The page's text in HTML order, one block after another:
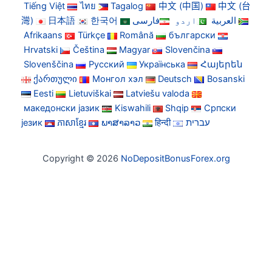
Tiếng Việt
ไทย Tagalog 中文 (中国)
中文 (台
灣)
日本語 한국어 العربية اردو
فارسی
Afrikaans
Türkçe Română
български
Hrvatski
Čeština Magyar
Slovenčina
Slovenščina
Русский Українська
Հայերեն
ქართული
Монгол хэл Deutsch
Bosanski
Eesti
Lietuviškai
Latviešu valoda
македонски јазик
Kiswahili Shqip
Српски
језик
ភាសាខ្មែរ ພາສາລາວ हिन्दी עברית
Copyright © 2026 NoDepositBonusForex.org